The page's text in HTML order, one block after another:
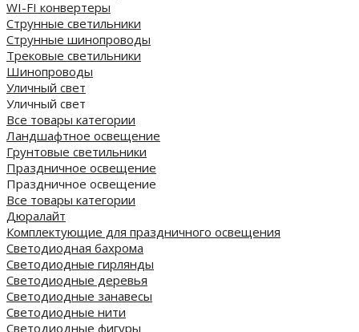
WI-FI конвертеры
Струнные светильники
Струнные шинопроводы
Трековые светильники
Шинопроводы
Уличный свет
Уличный свет
Все товары категории
Ландшафтное освещение
Грунтовые светильники
Праздничное освещение
Праздничное освещение
Все товары категории
Дюралайт
Комплектующие для праздничного освещения
Светодиодная бахрома
Светодиодные гирлянды
Светодиодные деревья
Светодиодные занавесы
Светодиодные нити
Светодиодные фигуры